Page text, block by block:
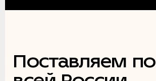
Поставляем по